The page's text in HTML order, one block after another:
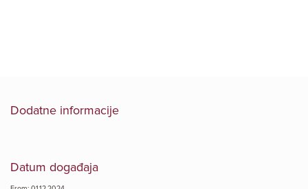
Dodatne informacije
Datum događaja